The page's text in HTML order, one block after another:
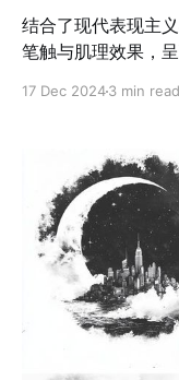
结合了现代表现主
笔触与肌理效果，
色颜料以不规则的
感和立体性，增强
的不规则堆叠与洒
赋予作品一种内发
木与建筑的元素，
表现形式，构建出
品中，细腻的肖像
佛自然生长的金叶
意义与艺术表现力
17 Dec 20243 min read